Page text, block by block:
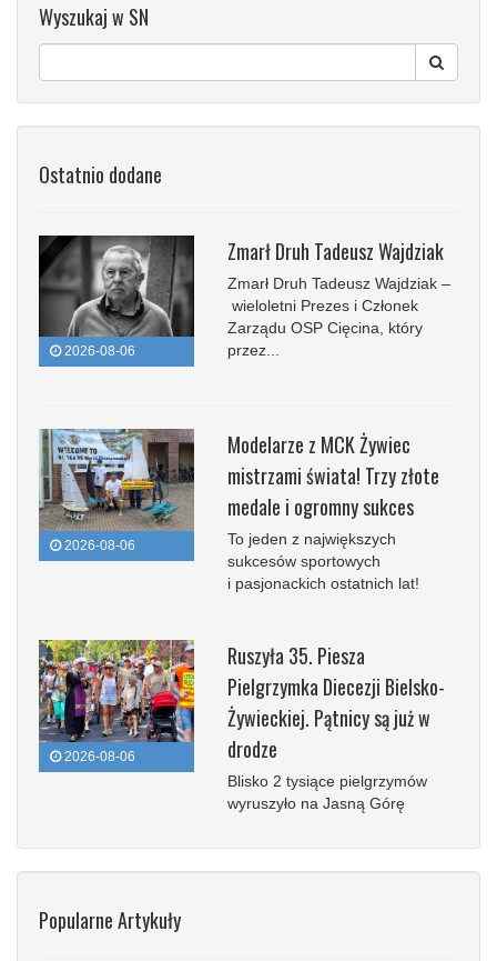
Wyszukaj w SN
Ostatnio dodane
2026-08-06
Zmarł Druh Tadeusz Wajdziak
Zmarł Druh Tadeusz Wajdziak –
wieloletni Prezes i Członek
Zarządu OSP Cięcina, który
przez...
2026-08-06
Modelarze z MCK Żywiec
mistrzami świata! Trzy złote
medale i ogromny sukces
To jeden z największych
sukcesów sportowych
i pasjonackich ostatnich lat!
2026-08-06
Ruszyła 35. Piesza
Pielgrzymka Diecezji Bielsko-
Żywieckiej. Pątnicy są już w
drodze
Blisko 2 tysiące pielgrzymów
wyruszyło na Jasną Górę
Popularne Artykuły